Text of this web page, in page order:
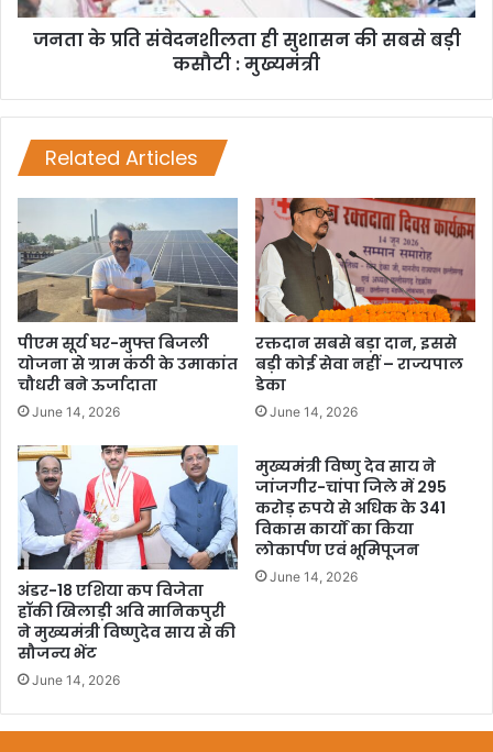
जनता के प्रति संवेदनशीलता ही सुशासन की सबसे बड़ी
कसौटी : मुख्यमंत्री
Related Articles
पीएम सूर्य घर-मुफ्त बिजली
योजना से ग्राम कंठी के उमाकांत
चौधरी बने ऊर्जादाता
June 14, 2026
रक्तदान सबसे बड़ा दान, इससे
बड़ी कोई सेवा नहीं – राज्यपाल
डेका
June 14, 2026
अंडर-18 एशिया कप विजेता
हॉकी खिलाड़ी अवि मानिकपुरी
ने मुख्यमंत्री विष्णुदेव साय से की
सौजन्य भेंट
June 14, 2026
मुख्यमंत्री विष्णु देव साय ने
जांजगीर-चांपा जिले में 295
करोड़ रुपये से अधिक के 341
विकास कार्यों का किया
लोकार्पण एवं भूमिपूजन
June 14, 2026